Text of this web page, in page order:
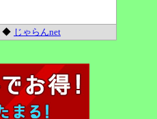
◆ じゃらんnet